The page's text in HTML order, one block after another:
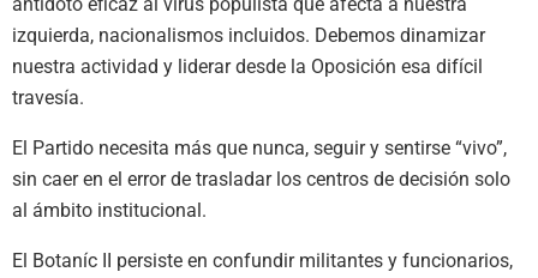
izquierda, nacionalismos incluidos. Debemos dinamizar
nuestra actividad y liderar desde la Oposición esa difícil
travesía.
El Partido necesita más que nunca, seguir y sentirse “vivo”,
sin caer en el error de trasladar los centros de decisión solo
al ámbito institucional.
El Botaníc II persiste en confundir militantes y funcionarios,